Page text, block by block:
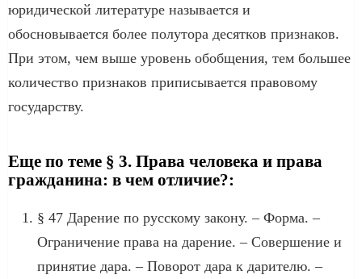
юридической литературе называется и
обосновывается более полутора десятков признаков.
При этом, чем выше уровень обобщения, тем большее
количество признаков приписывается правовому
государству.
Еще по теме § 3. Права человека и права
гражданина: в чем отличие?:
§ 47 Дарение по русскому закону. – Форма. –
Ограничение права на дарение. – Совершение и
принятие дара. – Поворот дара к дарителю. –